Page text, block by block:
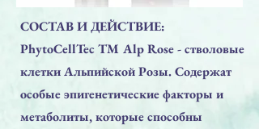
СОСТАВ И ДЕЙСТВИЕ:
PhytoCellTec TM Alp Rose - стволовые
клетки Альпийской Розы. Содержат
особые эпигенетические факторы и
метаболиты, которые способны